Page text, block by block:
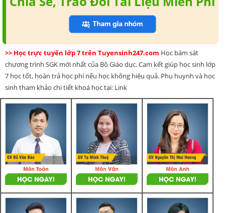
>> Học trực tuyến lớp 7 trên Tuyensinh247.com Học bám sát
chương trình SGK mới nhất của Bộ Giáo dục. Cam kết giúp học sinh lớp
7 học tốt, hoàn trả học phí nếu học không hiệu quả. Phụ huynh và học
sinh tham khảo chi tiết khoá học tại: Link